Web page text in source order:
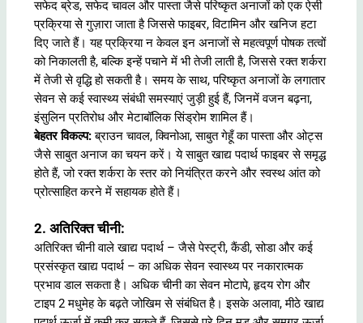
सफेद ब्रेड, सफेद चावल और पास्ता जैसे परिष्कृत अनाजों को एक ऐसी
प्रक्रिया से गुज़ारा जाता है जिससे फाइबर, विटामिन और खनिज हटा
दिए जाते हैं। यह प्रक्रिया न केवल इन अनाजों से महत्वपूर्ण पोषक तत्वों
को निकालती है, बल्कि इन्हें पचाने में भी तेजी लाती है, जिससे रक्त शर्करा
में तेजी से वृद्धि हो सकती है। समय के साथ, परिष्कृत अनाजों के लगातार
सेवन से कई स्वास्थ्य संबंधी समस्याएं जुड़ी हुई हैं, जिनमें वजन बढ़ना,
इंसुलिन प्रतिरोध और मेटाबॉलिक सिंड्रोम शामिल हैं।
बेहतर विकल्प:ब्राउन चावल, क्विनोआ, साबुत गेहूँ का पास्ता और ओट्स
जैसे साबुत अनाज का चयन करें। ये साबुत खाद्य पदार्थ फाइबर से समृद्ध
होते हैं, जो रक्त शर्करा के स्तर को नियंत्रित करने और स्वस्थ आंत को
प्रोत्साहित करने में सहायक होते हैं।
2. अतिरिक्त चीनी:
अतिरिक्त चीनी वाले खाद्य पदार्थ – जैसे पेस्ट्री, कैंडी, सोडा और कई
प्रसंस्कृत खाद्य पदार्थ – का अधिक सेवन स्वास्थ्य पर नकारात्मक
प्रभाव डाल सकता है। अधिक चीनी का सेवन मोटापे, हृदय रोग और
टाइप 2 मधुमेह के बढ़ते जोखिम से संबंधित है। इसके अलावा, मीठे खाद्य